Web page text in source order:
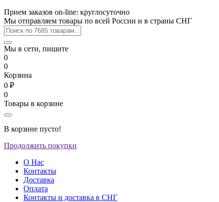
Прием заказов on-line: круглосуточно
Мы отправляем товары по всей России и в страны СНГ
Мы в сети, пишите
0
0
Корзина
0 ₽
0
Товары в корзине
В корзине пусто!
Продолжить покупки
О Нас
Контакты
Доставка
Оплата
Контакты и доставка в СНГ